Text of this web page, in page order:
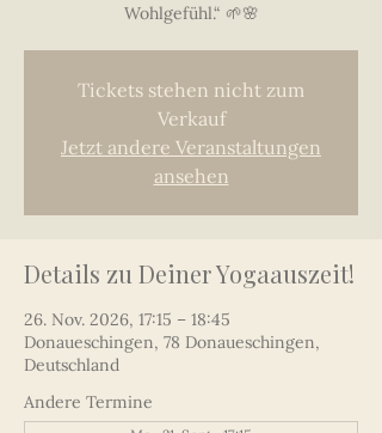
Wohlgefühl.“ 🌱🌸
Tickets stehen nicht zum
Verkauf
Jetzt andere Veranstaltungen
ansehen
Details zu Deiner Yogaauszeit!
26. Nov. 2026, 17:15 – 18:45
Donaueschingen, 78 Donaueschingen,
Deutschland
Andere Termine